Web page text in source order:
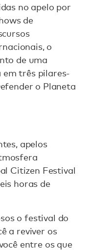
no apelo por
de
o
de uma
em três pilares-
o Planeta
apelos
Citizen Festival
horas de
o festival do
a reviver os
entre os que